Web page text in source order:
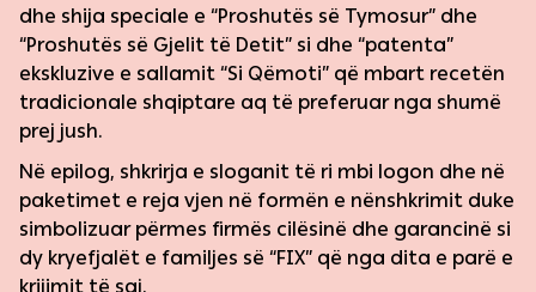
dhe shija speciale e “Proshutës së Tymosur” dhe
“Proshutës së Gjelit të Detit” si dhe “patenta”
ekskluzive e sallamit “Si Qëmoti” që mbart recetën
tradicionale shqiptare aq të preferuar nga shumë
prej jush.
Në epilog, shkrirja e sloganit të ri mbi logon dhe në
paketimet e reja vjen në formën e nënshkrimit duke
simbolizuar përmes firmës cilësinë dhe garancinë si
dy kryefjalët e familjes së “FIX” që nga dita e parë e
krijimit të saj.